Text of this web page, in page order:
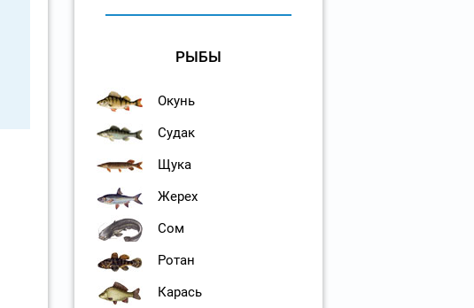
РЫБЫ
Окунь
Судак
Щука
Жерех
Сом
Ротан
Карась